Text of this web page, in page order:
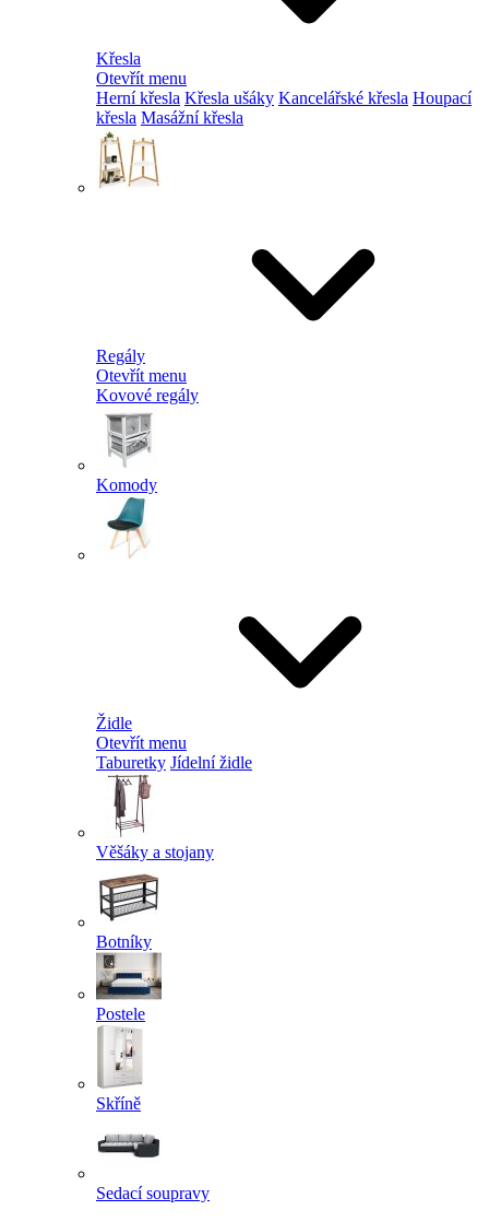
Křesla
Otevřít menu
Herní křesla Křesla ušáky Kancelářské křesla Houpací
křesla Masážní křesla
Regály
Otevřít menu
Kovové regály
Komody
Židle
Otevřít menu
Taburetky Jídelní židle
Věšáky a stojany
Botníky
Postele
Skříně
Sedací soupravy